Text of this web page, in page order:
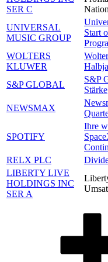
SER C
Nation
UNIVERSAL
MUSIC GROUP
Start
WOLTERS
KLUWER
S&P GLOBAL
S&P
Stärke
NEWSMAX
SPOTIFY
Ihre
RELX PLC
LIBERTY LIVE
HOLDINGS INC
SER A